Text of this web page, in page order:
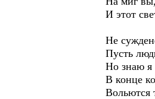
И этот
Не
Пусть
Но знаю я
В конце
Вольются